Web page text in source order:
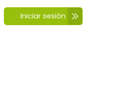
Iniciar sesión